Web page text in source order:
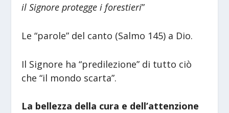
il Signore protegge i forestieri”
Le “parole” del canto (Salmo 145) a Dio.
Il Signore ha “predilezione” di tutto ciò
che “il mondo scarta”.
La bellezza della cura e dell’attenzione